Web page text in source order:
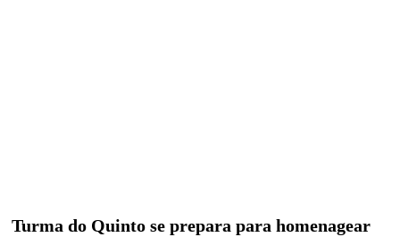
Turma do Quinto se prepara para homenagear